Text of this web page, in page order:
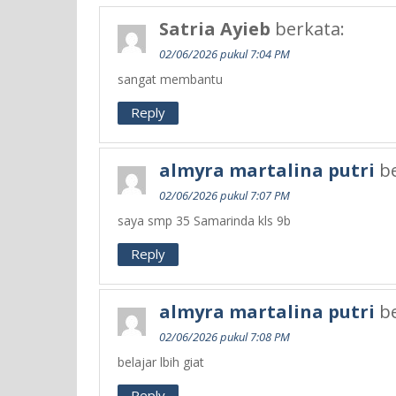
Satria Ayieb berkata:
02/06/2026 pukul 7:04 PM
sangat membantu
Reply
almyra martalina putri
02/06/2026 pukul 7:07 PM
saya smp 35 Samarinda kls 9b
Reply
almyra martalina putri
02/06/2026 pukul 7:08 PM
belajar lbih giat